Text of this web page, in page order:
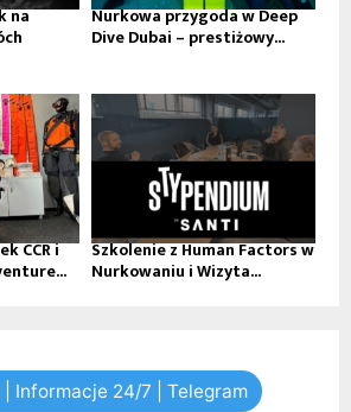
na Nurkowa przygoda w Deep
Dive Dubai – prestiżowy...
CCR i Szkolenie z Human Factors w
Nurkowaniu i Wizyta...
| Informacje 24/7 | Telegram